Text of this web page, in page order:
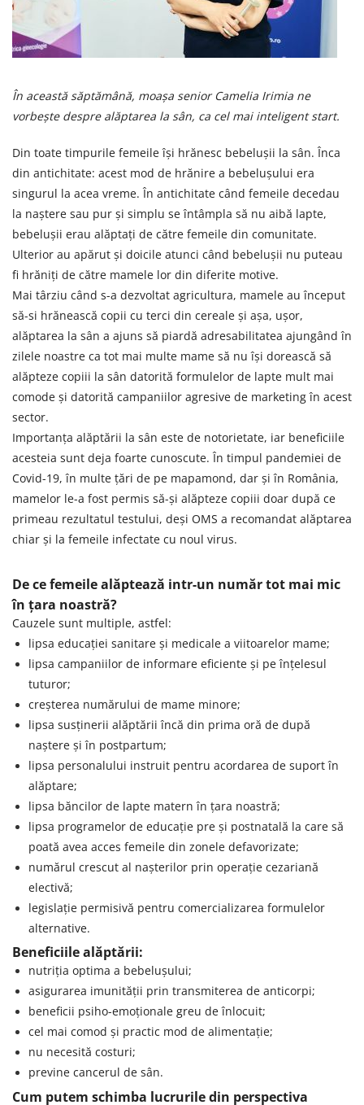
Centre de joaca
Jucarii pentru activitati
Alimente fara gluten
Biscuiti
Crackers & Paine uscata
Faina & Amestecuri
Kituri
Alaptare
Ingrijire dupa nastere
Hranire
Colectare
Ingrijire
Scutece & Servetele
Pinemed - Scutec colectare
În această săptămână, moașa senior Camelia Irimia ne
vorbește despre alăptarea la sân, ca cel mai inteligent start.
Din toate timpurile femeile își hrănesc bebelușii la sân. Înca
din antichitate: acest mod de hrănire a bebelușului era
singurul la acea vreme. În antichitate când femeile decedau
la naștere sau pur și simplu se întâmpla să nu aibă lapte,
bebelușii erau alăptați de către femeile din comunitate.
Ulterior au apărut și doicile atunci când bebelușii nu puteau
fi hrăniți de către mamele lor din diferite motive.
Mai târziu când s-a dezvoltat agricultura, mamele au început
să-si hrănească copii cu terci din cereale și așa, ușor,
alăptarea la sân a ajuns să piardă adresabilitatea ajungând în
zilele noastre ca tot mai multe mame să nu își dorească să
alăpteze copiii la sân datorită formulelor de lapte mult mai
comode și datorită campaniilor agresive de marketing în acest
sector.
Importanța alăptării la sân este de notorietate, iar beneficiile
acesteia sunt deja foarte cunoscute. În timpul pandemiei de
Covid-19, în multe țări de pe mapamond, dar și în România,
mamelor le-a fost permis să-și alăpteze copiii doar după ce
primeau rezultatul testului, deși OMS a recomandat alăptarea
chiar și la femeile infectate cu noul virus.
De ce femeile alăptează intr-un număr tot mai mic
în țara noastră?
Cauzele sunt multiple, astfel:
lipsa educației sanitare și medicale a viitoarelor mame;
lipsa campaniilor de informare eficiente și pe înțelesul
tuturor;
creșterea numărului de mame minore;
lipsa susținerii alăptării încă din prima oră de după
naștere și în postpartum;
lipsa personalului instruit pentru acordarea de suport în
alăptare;
lipsa băncilor de lapte matern în țara noastră;
lipsa programelor de educație pre și postnatală la care să
poată avea acces femeile din zonele defavorizate;
numărul crescut al nașterilor prin operație cezariană
electivă;
legislație permisivă pentru comercializarea formulelor
alternative.
Beneficiile alăptării:
nutriția optima a bebelușului;
asigurarea imunității prin transmiterea de anticorpi;
beneficii psiho-emoționale greu de înlocuit;
cel mai comod și practic mod de alimentație;
nu necesită costuri;
previne cancerul de sân.
Cum putem schimba lucrurile din perspectiva